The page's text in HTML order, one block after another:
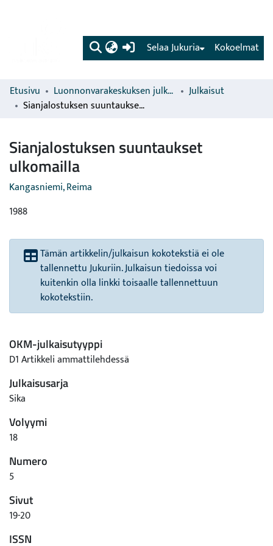
(current) Kokoelmat
Selaa Jukuria
Etusivu Luonnonvarakeskuksen julkaisut
Julkaisut
Sianjalostuksen suuntaukset ulkomailla
Sianjalostuksen suuntaukset
ulkomailla
Kangasniemi, Reima
1988
Tämän artikkelin/julkaisun kokotekstiä ei ole
tallennettu Jukuriin. Julkaisun tiedoissa voi
kuitenkin olla linkki toisaalle tallennettuun
kokotekstiin.
OKM-julkaisutyyppi
D1 Artikkeli ammattilehdessä
Julkaisusarja
Sika
Volyymi
18
Numero
5
Sivut
19-20
ISSN